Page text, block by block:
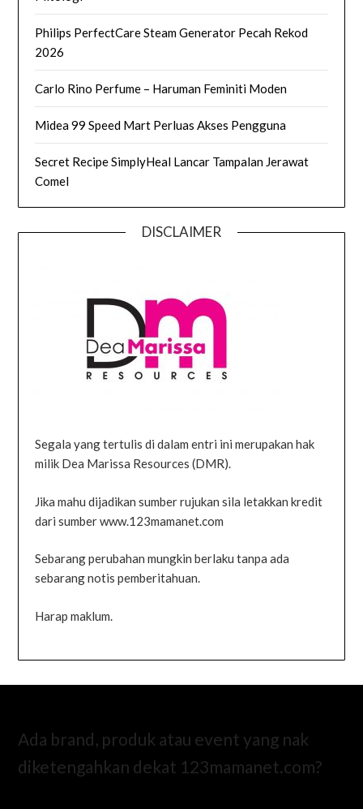
Philips PerfectCare Steam Generator Pecah Rekod
2026
Carlo Rino Perfume – Haruman Feminiti Moden
Midea 99 Speed Mart Perluas Akses Pengguna
Secret Recipe SimplyHeal Lancar Tampalan Jerawat
Comel
DISCLAIMER
Segala yang tertulis di dalam entri ini merupakan hak
milik Dea Marissa Resources (DMR).
Jika mahu dijadikan sumber rujukan sila letakkan kredit
dari sumber www.123mamanet.com
Sebarang perubahan mungkin berlaku tanpa ada
sebarang notis pemberitahuan.
Harap maklum.
Ada brand, produk atau event yang nak
diketengahkan dekat 123mamanet.com?